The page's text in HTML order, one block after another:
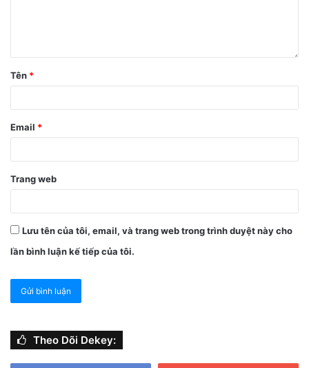
Tên *
Email *
Trang web
Lưu tên của tôi, email, và trang web trong trình duyệt này cho
lần bình luận kế tiếp của tôi.
Theo Dõi Dekey: